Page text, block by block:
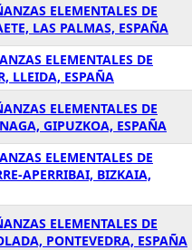
ELEMENTALES DE
LAS PALMAS, ESPAÑA
ELEMENTALES DE
LLEIDA, ESPAÑA
ELEMENTALES DE
GIPUZKOA, ESPAÑA
ELEMENTALES DE
APERRIBAI, BIZKAIA,
ELEMENTALES DE
PONTEVEDRA, ESPAÑA